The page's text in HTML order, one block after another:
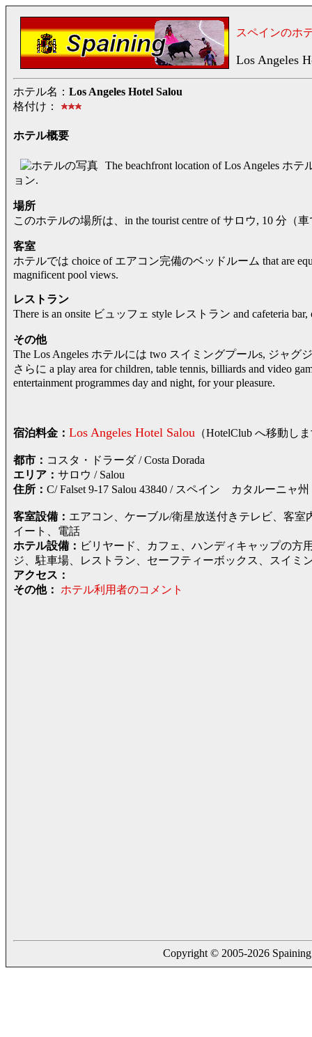
スペインのホ
Los Angeles
ホテル名： Los Angeles Hotel Salou
格付け：
ホテル概要
The beachfront location of Los Angeles ホ
ョン.
場所
このホテルの場所は、in the tourist centre of サロウ, 10 分（
客室
ホテルでは choice of エアコン完備のベッドルーム that are
magnificent pool views.
レストラン
There is an onsite ビュッフェ style レストラン and cafeteria
その他
The Los Angeles ホテルには two スイミングプールs, ジャグジ
さらに a play area for children, table tennis, billiards and video
entertainment programmes day and night, for your pleasure.
宿泊料金： Los Angeles Hotel Salou （HotelClub へ移動し
都市： コスタ・ドラーダ / Costa Dorada
エリア： サロウ / Salou
住所： C/ Falset 9-17 Salou 43840 / スペイン カタルーニ
客室設備： エアコン、ケーブル/衛星放送付きテレビ、客
イート、電話
ホテル設備： ビリヤード、カフェ、ハンディキャップの方
ジ、駐車場、レストラン、セーフティーボックス、スイミ
アクセス：
その他：
ホテル利用者のコメント
Copyright © 2005-2026